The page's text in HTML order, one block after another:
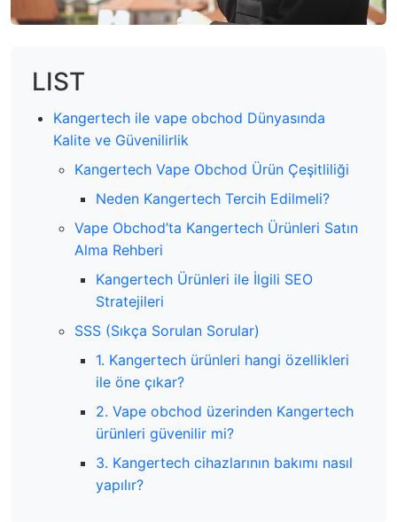
LIST
Kangertech ile vape obchod Dünyasında
Kalite ve Güvenilirlik
Kangertech Vape Obchod Ürün Çeşitliliği
Neden Kangertech Tercih Edilmeli?
Vape Obchod’ta Kangertech Ürünleri Satın
Alma Rehberi
Kangertech Ürünleri ile İlgili SEO
Stratejileri
SSS (Sıkça Sorulan Sorular)
1. Kangertech ürünleri hangi özellikleri
ile öne çıkar?
2. Vape obchod üzerinden Kangertech
ürünleri güvenilir mi?
3. Kangertech cihazlarının bakımı nasıl
yapılır?